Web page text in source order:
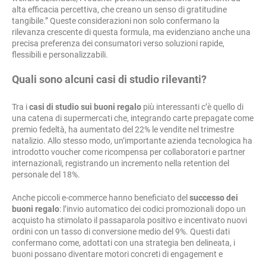
alta efficacia percettiva, che creano un senso di gratitudine
tangibile.” Queste considerazioni non solo confermano la
rilevanza crescente di questa formula, ma evidenziano anche una
precisa preferenza dei consumatori verso soluzioni rapide,
flessibili e personalizzabili.
Quali sono alcuni casi di studio rilevanti?
Tra icasi di studio sui buoni regalo più interessanti c’è quello di
una catena di supermercati che, integrando carte prepagate come
premio fedeltà, ha aumentato del 22% le vendite nel trimestre
natalizio. Allo stesso modo, un’importante azienda tecnologica ha
introdotto voucher come ricompensa per collaboratori e partner
internazionali, registrando un incremento nella retention del
personale del 18%.
Anche piccoli e-commerce hanno beneficiato del successo dei
buoni regalo: l’invio automatico dei codici promozionali dopo un
acquisto ha stimolato il passaparola positivo e incentivato nuovi
ordini con un tasso di conversione medio del 9%. Questi dati
confermano come, adottati con una strategia ben delineata, i
buoni possano diventare motori concreti di engagement e